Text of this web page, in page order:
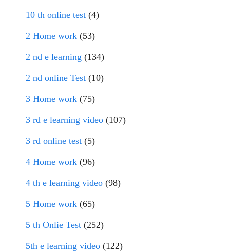
10 th online test (4)
2 Home work (53)
2 nd e learning (134)
2 nd online Test (10)
3 Home work (75)
3 rd e learning video (107)
3 rd online test (5)
4 Home work (96)
4 th e learning video (98)
5 Home work (65)
5 th Onlie Test (252)
5th e learning video (122)